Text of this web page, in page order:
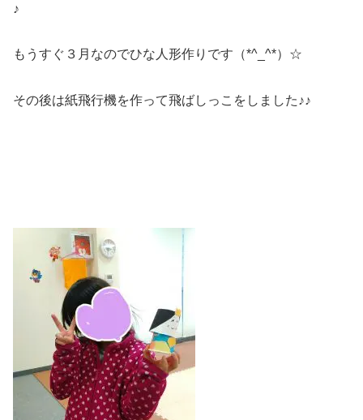
♪
もうすぐ３月なのでひな人形作りです（*^_^*）☆
その後は紙飛行機を作って飛ばしっこをしました♪♪